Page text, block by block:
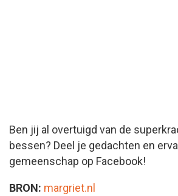
Ben jij al overtuigd van de
bessen? Deel je gedachten en
gemeenschap op Facebook!
BRON: margriet.nl